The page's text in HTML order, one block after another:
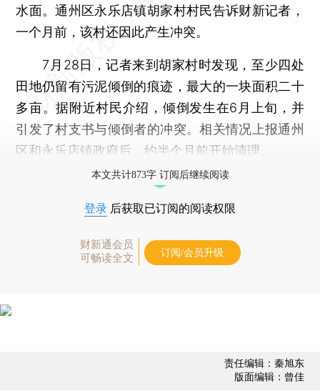
水面。通州区永乐店镇胡家村村民告诉财新记者，
一个月前，该村还因此产生冲突。
7月28日，记者来到胡家村时发现，至少四处
田地仍留有污泥倾倒的痕迹，最大的一块面积二十
多亩。据附近村民介绍，倾倒发生在6月上旬，并
引发了村支书与倾倒者的冲突。相关情况上报通州
区和永乐店镇政府后，约半个月前开始清理。
本文共计873字 订阅后继续阅读
登录 后获取已订阅的阅读权限
财新通会员
可畅读全文
订阅/会员升级
责任编辑：秦旭东
版面编辑：曾佳